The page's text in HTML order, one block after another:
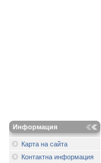
Информация
Карта на сайта
Контактна информация